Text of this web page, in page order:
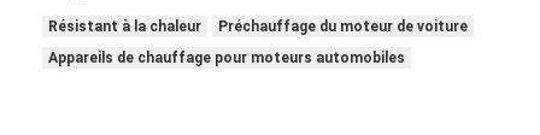
Préchauffage du moteur électrique
Résistant à la chaleur
Préchauffage du moteur de voiture
Appareils de chauffage pour moteurs automobiles